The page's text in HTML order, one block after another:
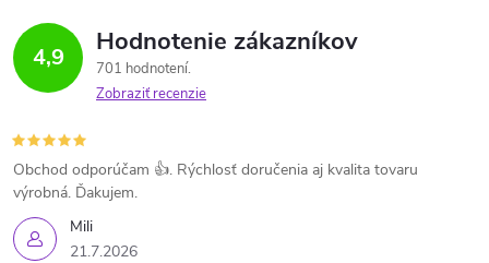
4,9 Hodnotenie zákazníkov
701 hodnotení
Zobraziť recenzie
Mili
21.7.2026
Obchod odporúčam 👍. Rýchlosť doručenia aj kvalita tovaru
výrobná. Ďakujem.